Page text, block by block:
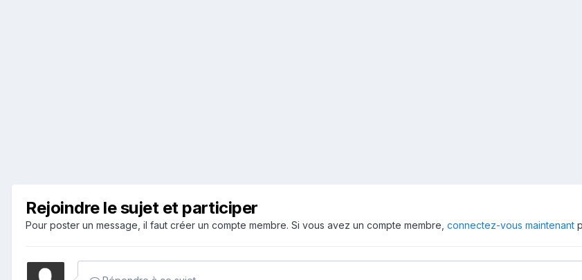
Rejoindre le sujet et participer
Pour poster un message, il faut créer un compte membre. Si vous avez un compte membre, connectez-vous maintenant